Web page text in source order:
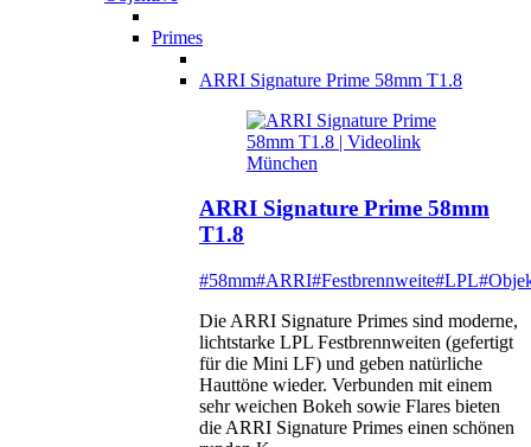
Primes
ARRI Signature Prime 58mm T1.8
ARRI Signature Prime 58mm
T1.8
#58mm#ARRI#Festbrennweite#LPL
Die ARRI Signature Primes sind moderne,
lichtstarke LPL Festbrennweiten (gefertigt
für die Mini LF) und geben natürliche
Hauttöne wieder. Verbunden mit einem
sehr weichen Bokeh sowie Flares bieten
die ARRI Signature Primes einen schönen